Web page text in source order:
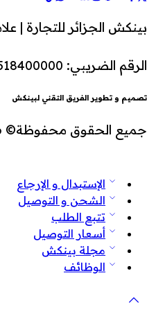
بينكش الجزائر للتجارة |
الرقم الضريبي: 18629010332518400000
تصميم و تطوير الفريق التقني لبينكش
جميع الحقوق محفوظة© 2026
الإستبدال و الإرجاع
الشحن و التوصيل
تتبع الطلب
أسعار التوصيل
مجلة بينكش
الوظائف